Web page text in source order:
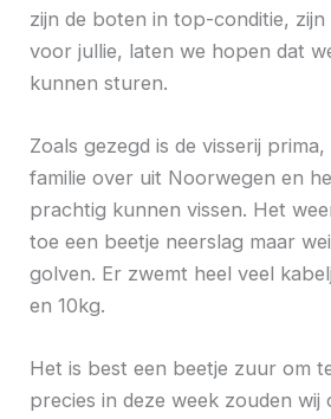
zijn de boten in top-conditie, zijn
voor jullie, laten we hopen dat
kunnen sturen.
Zoals gezegd is de visserij
familie over uit Noorwegen en
prachtig kunnen vissen. Het
toe een beetje neerslag maar
golven. Er zwemt heel veel
en 10kg.
Het is best een beetje zuur om
precies in deze week zouden wij